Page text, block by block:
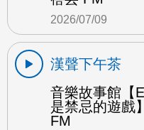
2026/07/09
漢聲下午茶
音樂故事館【
是禁忌的遊戲
FM